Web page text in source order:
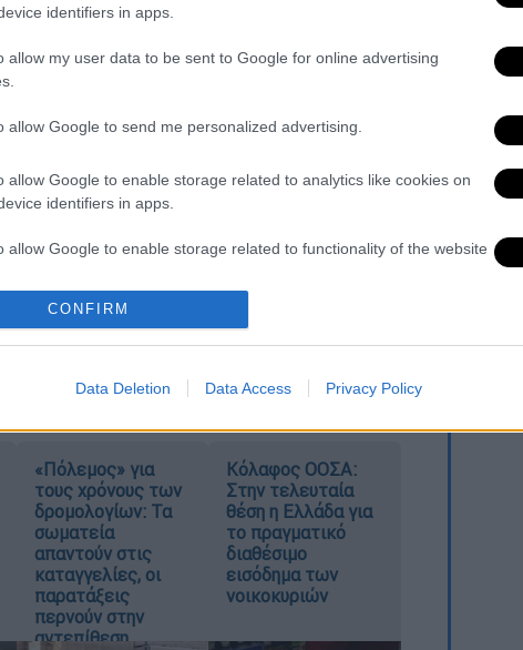
identifiers in apps.
allow my user data to be sent to Google for online advertising
allow Google to send me personalized advertising.
allow Google to enable storage related to analytics like cookies on
identifiers in apps.
allow Google to enable storage related to functionality of the website
allow Google to enable storage related to personalization.
functionality and fraud prevention, and other user protection.
CONFIRM
Data Deletion Data Access Privacy Policy
στην αποθέωση: πρώτα ένα βλέμμα
και τελικά... ένα πονηρό
– είναι μια υπενθύμιση για το
μάτια ενός παιδιού. Κάθε νέα εμπειρία
μια απλή μπουκιά μετατρέπεται
στις πιο απλές γεύσεις.
«Πόλεμος» για
τους χρόνους των
δρομολογίων: Τα
σωματεία
απαντούν στις
καταγγελίες, οι
παρατάξεις
περνούν στην
αντεπίθεση
Κόλαφος ΟΟΣΑ:
Στην τελευταία
θέση η Ελλάδα για
το πραγματικό
διαθέσιμο
εισόδημα των
νοικοκυριών